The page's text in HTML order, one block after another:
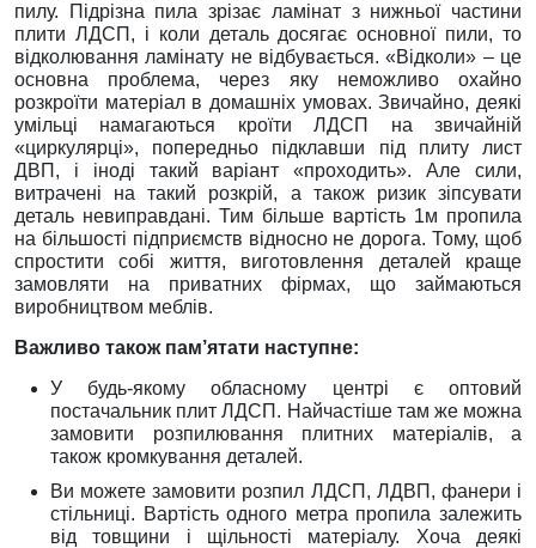
пилу. Підрізна пила зрізає ламінат з нижньої частини
плити ЛДСП, і коли деталь досягає основної пили, то
відколювання ламінату не відбувається. «Відколи» – це
основна проблема, через яку неможливо охайно
розкроїти матеріал в домашніх умовах. Звичайно, деякі
умільці намагаються кроїти ЛДСП на звичайній
«циркулярці», попередньо підклавши під плиту лист
ДВП, і іноді такий варіант «проходить». Але сили,
витрачені на такий розкрій, а також ризик зіпсувати
деталь невиправдані. Тим більше вартість 1м пропила
на більшості підприємств відносно не дорога. Тому, щоб
спростити собі життя, виготовлення деталей краще
замовляти на приватних фірмах, що займаються
виробництвом меблів.
Важливо також пам’ятати наступне:
У будь-якому обласному центрі є оптовий
постачальник плит ЛДСП. Найчастіше там же можна
замовити розпилювання плитних матеріалів, а
також кромкування деталей.
Ви можете замовити розпил ЛДСП, ЛДВП, фанери і
стільниці. Вартість одного метра пропила залежить
від товщини і щільності матеріалу. Хоча деякі